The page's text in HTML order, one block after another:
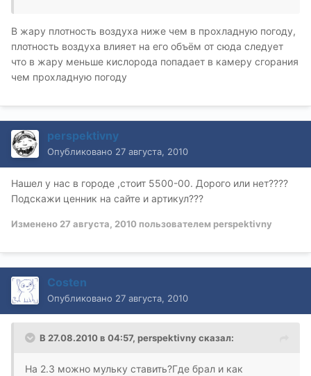
В жару плотность воздуха ниже чем в прохладную погоду,
плотность воздуха влияет на его объём от сюда следует
что в жару меньше кислорода попадает в камеру сгорания
чем прохладную погоду
perspektivny
Опубликовано 27 августа, 2010
Нашел у нас в городе ,стоит 5500-00. Дорого или нет????
Подскажи ценник на сайте и артикул???
Изменено 27 августа, 2010 пользователем perspektivny
Costen
Опубликовано 27 августа, 2010
В 27.08.2010 в 04:57, perspektivny сказал:
На 2.3 можно мульку ставить?Где брал и как